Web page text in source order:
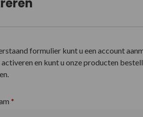
formulier kunt u een account
en kunt u onze producten
*